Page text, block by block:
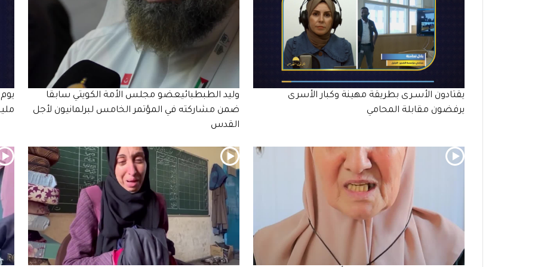
يقتادون الأسـرى بطريقة مهينة وكبار الأسرى
يرفضون مقابلة المحامي
وليد الطبطبائيعضو مجلس الأمة الكويتي سابقا
ضمن مشاركته في المؤتمر الخامس لبرلمانيون لأجل
القدس